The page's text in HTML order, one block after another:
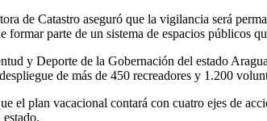
de Catastro aseguró que la vigilancia será
formar parte de un sistema de espacios públicos
y Deporte de la Gobernación del estado
de más de 450 recreadores y 1.200
el plan vacacional contará con cuatro ejes de